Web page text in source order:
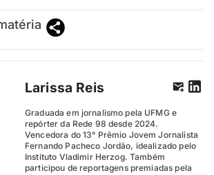
Larissa Reis
Graduada em jornalismo pela UFMG e
repórter da Rede 98 desde 2024.
Vencedora do 13° Prêmio Jovem Jornalista
Fernando Pacheco Jordão, idealizado pelo
Instituto Vladimir Herzog. Também
participou de reportagens premiadas pela